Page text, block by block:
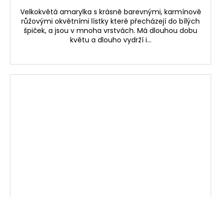
Velkokvětá amarylka s krásně barevnými, karmínově
růžovými okvětními lístky které přecházejí do bílých
špiček, a jsou v mnoha vrstvách. Má dlouhou dobu
květu a dlouho vydrží i...